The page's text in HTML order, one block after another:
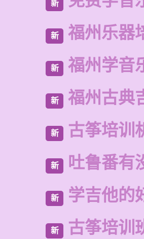
新
新 福州乐器
新 福州学音
新 福州古典
新 古筝培训
新 吐鲁番有
新 学吉他的
新 古筝培训